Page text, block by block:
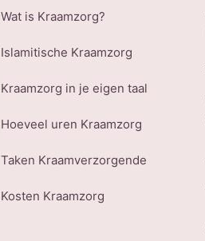
Wat is Kraamzorg?
Islamitische Kraamzorg
Kraamzorg in je eigen taal
Hoeveel uren Kraamzorg
Taken Kraamverzorgende
Kosten Kraamzorg